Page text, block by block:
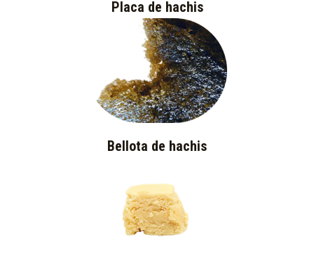
Placa de hachis
Bellota de hachis